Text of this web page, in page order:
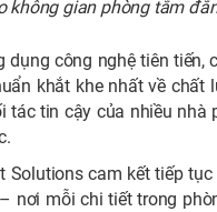
không gian phòng tắm
công nghệ tiên tiến,
khắt khe nhất về chất
tin cậy của nhiều nhà
cam kết tiếp
nơi mỗi chi tiết trong